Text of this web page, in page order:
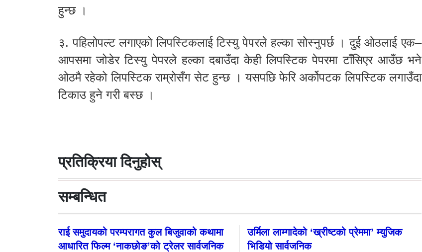
हुन्छ ।
३. पहिलोपल्ट लगाएको लिपस्टिकलाई टिस्यु पेपरले हल्का सोस्नुपर्छ । दुई ओठलाई एक–
आपसमा जोडेर टिस्यु पेपरले हल्का दबाउँदा केही लिपस्टिक पेपरमा टाँसिएर आउँछ भने
ओठमै रहेको लिपस्टिक राम्रोसँग सेट हुन्छ । यसपछि फेरि अर्कोपटक लिपस्टिक लगाउँदा
टिकाउ हुने गरी बस्छ ।
प्रतिक्रिया दिनुहोस्
सम्बन्धित
राई समुदायको परम्परागत कुल बिजुवाको कथामा
आधारित फिल्म ‘नाकछोङ’को ट्रेलर सार्वजनिक
उर्मिला लाम्गादेको ‘ख्रीष्टको प्रेममा’ म्युजिक
भिडियो सार्वजनिक